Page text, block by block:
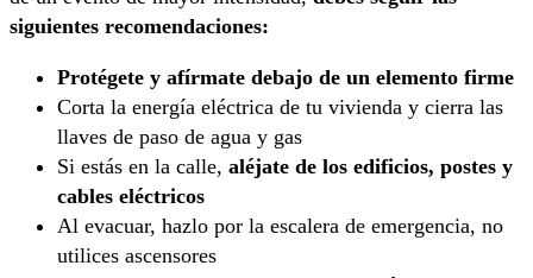
siguientes recomendaciones:
Protégete y afírmate debajo de un elemento firme
Corta la energía eléctrica de tu vivienda y cierra las
llaves de paso de agua y gas
Si estás en la calle, aléjate de los edificios, postes y
cables eléctricos
Al evacuar, hazlo por la escalera de emergencia, no
utilices ascensores